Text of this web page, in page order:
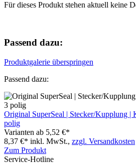
Für dieses Produkt stehen aktuell keine
Passend dazu:
Produktgalerie überspringen
Passend dazu:
Original SuperSeal | Stecker/Kupplung |
polig
Varianten ab 5,52 €*
8,37 €* inkl. MwSt., zzgl. Versandkosten
Zum Produkt
Service-Hotline